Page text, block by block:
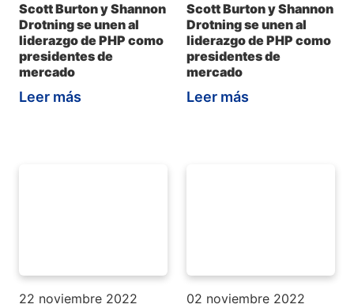
Scott Burton y Shannon
Drotning se unen al
liderazgo de PHP como
presidentes de
mercado
Leer más
Scott Burton y Shannon
Drotning se unen al
liderazgo de PHP como
presidentes de
mercado
Leer más
22 noviembre 2022
02 noviembre 2022